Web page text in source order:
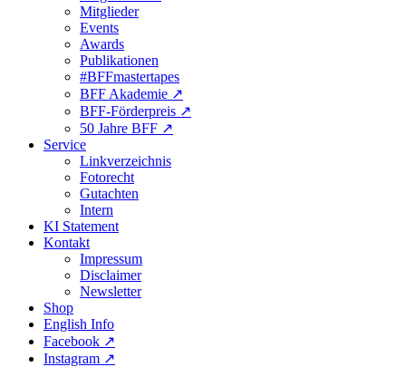
Mitglieder
Events
Awards
Publikationen
#BFFmastertapes
BFF Akademie ↗︎
BFF-Förderpreis ↗︎
50 Jahre BFF ↗︎
Service
Linkverzeichnis
Fotorecht
Gutachten
Intern
KI Statement
Kontakt
Impressum
Disclaimer
Newsletter
Shop
English Info
Facebook ↗︎
Instagram ↗︎